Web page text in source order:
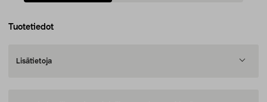
Tuotetiedot
Lisätietoja